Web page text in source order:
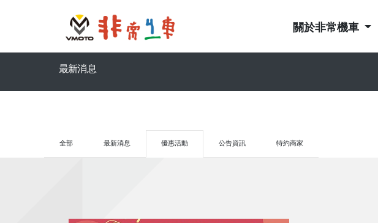
關於非常機車
最新消息
全部 最新消息 優惠活動 公告資訊 特約商家